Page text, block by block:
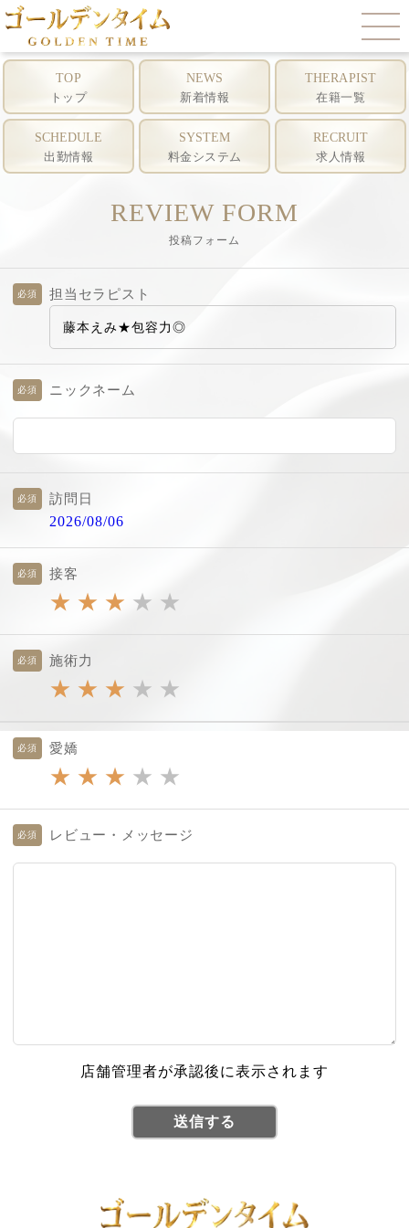
レビュー投稿フォーム
TOP
トップ
NEWS
新着情報
THERAPIST
在籍一覧
SCHEDULE
出勤情報
SYSTEM
料金システム
RECRUIT
求人情報
REVIEW FORM
投稿フォーム
必須 担当セラピスト
藤本えみ★包容力◎
必須 ニックネーム
必須 訪問日
2026/08/06
必須 接客
★ ★ ★ ★ ★
必須 施術力
★ ★ ★ ★ ★
必須 愛嬌
★ ★ ★ ★ ★
必須 レビュー・メッセージ
店舗管理者が承認後に表示されます